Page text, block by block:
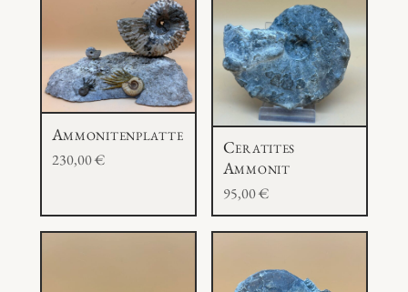
Ammonitenplatte
230,00€
Ceratites
Ammonit
95,00€